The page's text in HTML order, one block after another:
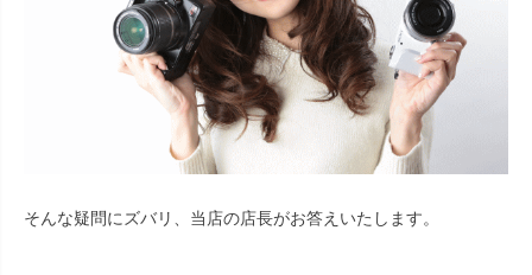
そんな疑問にズバリ、当店の店長がお答えいたします。